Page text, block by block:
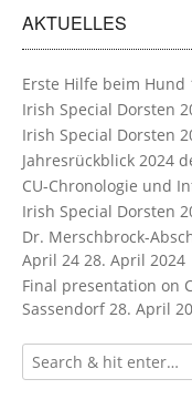
AKTUELLES
Erste Hilfe beim Hund
Irish Special Dorsten
Irish Special Dorsten
Jahresrückblick 2024
CU-Chronologie und
Irish Special Dorsten
Dr. Merschbrock-
April 24 28. April 2024
Final presentation on
Sassendorf 28. April